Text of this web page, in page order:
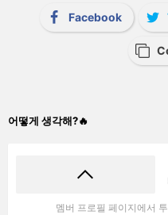
Facebook
어떻게 생각해?🔥
멤버 프로필 페이지에서